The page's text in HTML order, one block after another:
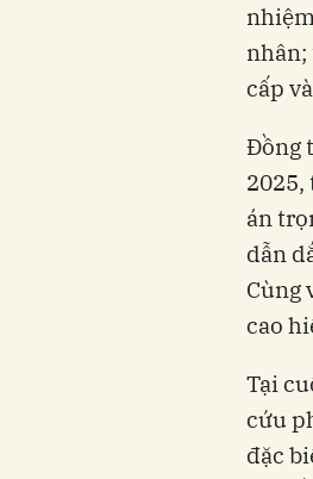
nhân;
cấp
Đồng
2025,
án
dẫn
Cùng
cao
Tại
cứu
đặc